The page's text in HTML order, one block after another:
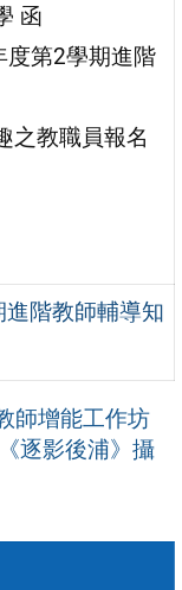
函
度第2學期進階
之教職員報名
階教師輔導知
師增能工作坊
逐影後浦》攝